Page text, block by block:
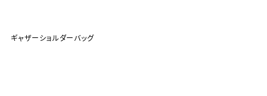
ギャザーショルダーバッグ